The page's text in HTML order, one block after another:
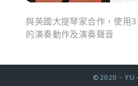
與英國大提琴家合作，使用
的演奏動作及演奏聲音
©2020 - YU-